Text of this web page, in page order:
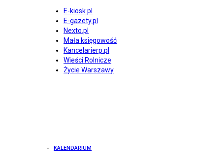
E-kiosk.pl
E-gazety.pl
Nexto.pl
Mała księgowość
Kancelarierp.pl
Wieści Rolnicze
Życie Warszawy
KALENDARIUM